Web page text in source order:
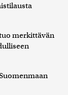
merkittävän